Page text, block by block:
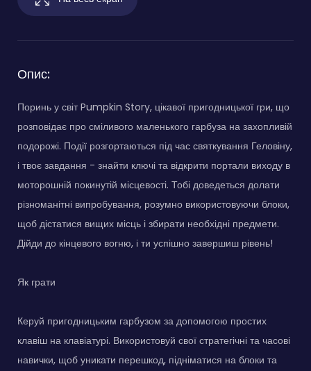
Опис:
Поринь у світ Pumpkin Story, цікавої пригодницької гри, що
розповідає про сміливого маленького гарбуза на захопливій
подорожі. Події розгортаються під час святкування Геловіну,
і твоє завдання - знайти ключі та відкрити портали виходу в
моторошній покинутій місцевості. Тобі доведеться долати
різноманітні випробування, розумно використовуючи блоки,
щоб дістатися вищих місць і збирати необхідні предмети.
Дійди до кінцевого вогню, і ти успішно завершиш рівень!
Як грати
Керуй пригодницьким гарбузом за допомогою простих
клавіш на клавіатурі. Використовуй свої стратегічні та часові
навички, щоб уникати перешкод, підніматися на блоки та